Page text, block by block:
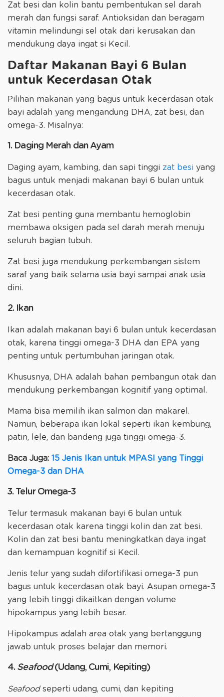
Zat besi dan kolin bantu pembentukan sel darah
merah dan fungsi saraf. Antioksidan dan beragam
vitamin melindungi sel otak dari kerusakan dan
mendukung daya ingat si Kecil.
Daftar Makanan Bayi 6 Bulan
untuk Kecerdasan Otak
Pilihan makanan yang bagus untuk kecerdasan otak
bayi adalah yang mengandung DHA, zat besi, dan
omega-3. Misalnya:
1. Daging Merah dan Ayam
Daging ayam, kambing, dan sapi tinggi zat besi yang
bagus untuk menjadi makanan bayi 6 bulan untuk
kecerdasan otak.
Zat besi penting guna membantu hemoglobin
membawa oksigen pada sel darah merah menuju
seluruh bagian tubuh.
Zat besi juga mendukung perkembangan sistem
saraf yang baik selama usia bayi sampai anak usia
dini.
2. Ikan
Ikan adalah makanan bayi 6 bulan untuk kecerdasan
otak, karena tinggi omega-3 DHA dan EPA yang
penting untuk pertumbuhan jaringan otak.
Khususnya, DHA adalah bahan pembangun otak dan
mendukung perkembangan kognitif yang optimal.
Mama bisa memilih ikan salmon dan makarel.
Namun, beberapa ikan lokal seperti ikan kembung,
patin, lele, dan bandeng juga tinggi omega-3.
Baca Juga: 15 Jenis Ikan untuk MPASI yang Tinggi
Omega-3 dan DHA
3. Telur Omega-3
Telur termasuk makanan bayi 6 bulan untuk
kecerdasan otak karena tinggi kolin dan zat besi.
Kolin dan zat besi bantu meningkatkan daya ingat
dan kemampuan kognitif si Kecil.
Jenis telur yang sudah difortifikasi omega-3 pun
bagus untuk kecerdasan otak bayi. Asupan omega-3
yang lebih tinggi dikaitkan dengan volume
hipokampus yang lebih besar.
Hipokampus adalah area otak yang bertanggung
jawab untuk proses belajar dan memori.
4. Seafood(Udang, Cumi, Kepiting)
Seafoodseperti udang, cumi, dan kepiting